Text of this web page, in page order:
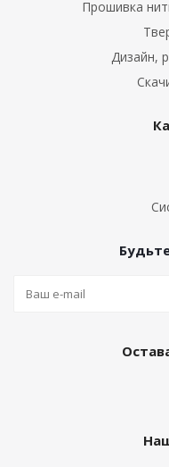
Прошивка
Дизайн,